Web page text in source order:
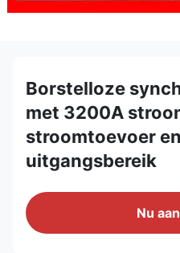
Borstelloze
met 3200A
stroomtoevoer
uitgangsbereik
Nu